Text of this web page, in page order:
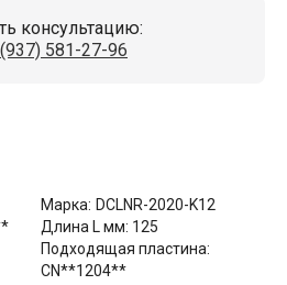
консультацию:
581-27-96
Марка: DCLNR-2020-K12
Длина L мм: 125
Подходящая пластина:
CN**1204**